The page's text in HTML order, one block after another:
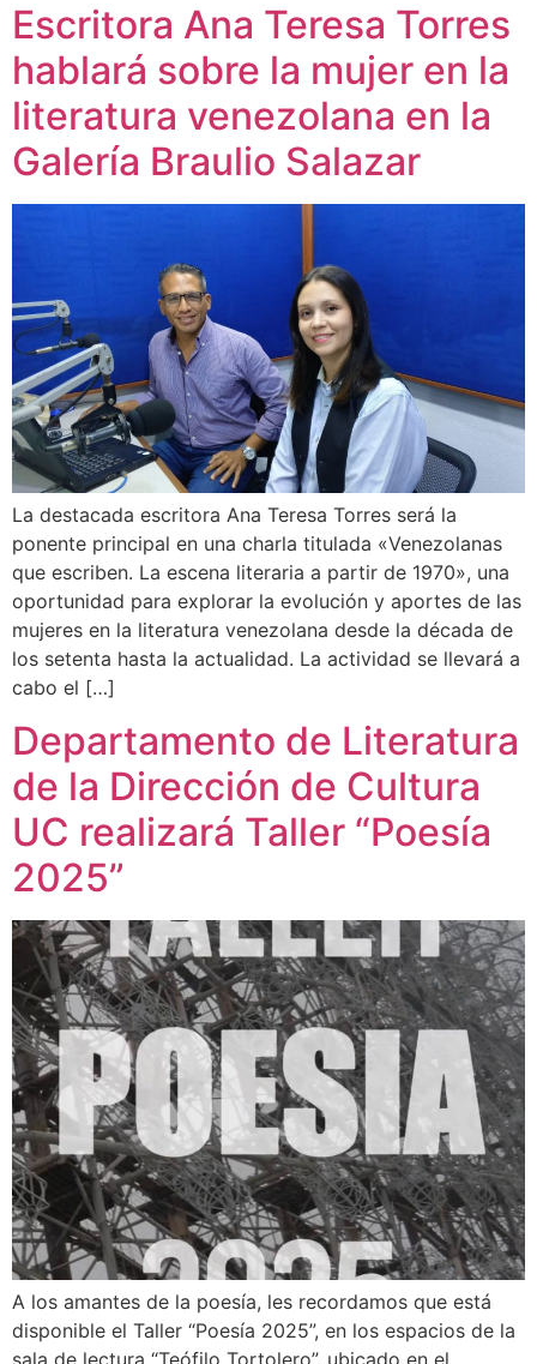
Escritora Ana Teresa Torres
hablará sobre la mujer en la
literatura venezolana en la
Galería Braulio Salazar
La destacada escritora Ana Teresa Torres será la
ponente principal en una charla titulada «Venezolanas
que escriben. La escena literaria a partir de 1970», una
oportunidad para explorar la evolución y aportes de las
mujeres en la literatura venezolana desde la década de
los setenta hasta la actualidad. La actividad se llevará a
cabo el […]
Departamento de Literatura
de la Dirección de Cultura
UC realizará Taller “Poesía
2025”
A los amantes de la poesía, les recordamos que está
disponible el Taller “Poesía 2025”, en los espacios de la